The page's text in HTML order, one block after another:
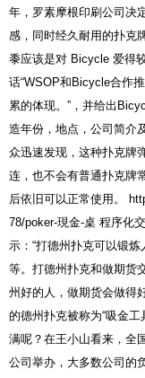
年，罗素摩根印刷公司决
感，同时经久耐用的扑克
黍应该是对 Bicycle 爱得
话“WSOP和Bicycle合作
累的体现。”，并给出
造年份，地点，公司简介
众迅速发现，这种扑克牌
连，也不会有普通扑克牌
后依旧可以正常使用。
78/poker-現金-桌 程序化
示：“打德州扑克可以锻
等。打德州扑克和做期货
州好的人，做期货会做得
的德州扑克被称为“吸金
满呢？在王小山看来，全
公司举办，大多数公司的